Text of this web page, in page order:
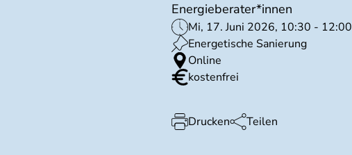
Energieberater*innen
Mi, 17. Juni 2026, 10:30 - 12:00
Energetische Sanierung
Online
kostenfrei
Drucken Teilen